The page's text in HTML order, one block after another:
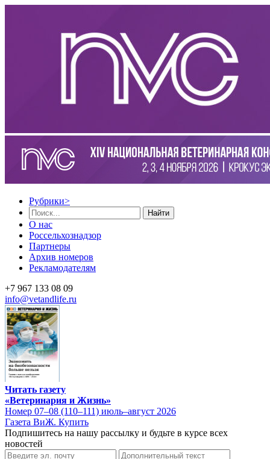
Рубрики>
Найти
О нас
Россельхознадзор
Партнеры
Архив номеров
Рекламодателям
+7 967 133 08 09
info@vetandlife.ru
Читать газету
«Ветеринария и Жизнь»
Номер 07–08 (110–111) июль–август 2026
Газета ВиЖ. Купить
Подпишитесь на нашу рассылку и будьте в курсе всех
новостей